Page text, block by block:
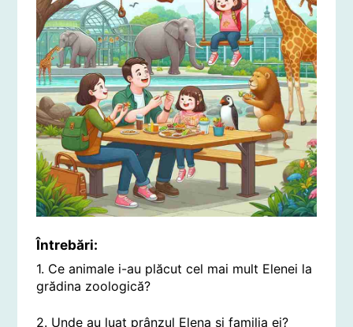
Întrebări:
1. Ce animale i-au plăcut cel mai mult Elenei la
grădina zoologică?
2. Unde au luat prânzul Elena și familia ei?